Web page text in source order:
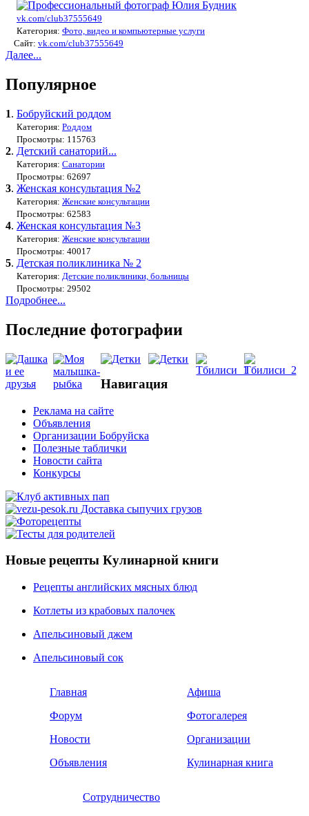
vk.com/club37555649
Категория: Фото, видео и компьютерные услуги
Сайт: vk.com/club37555649
Далее...
Популярное
1. Бобруйский роддом
Категория: Роддом
Просмотры: 115763
2. Детский санаторий...
Категория: Санатории
Просмотры: 62697
3. Женская консультация №2
Категория: Женские консультации
Просмотры: 62583
4. Женская консультация №3
Категория: Женские консультации
Просмотры: 40017
5. Детская поликлиника № 2
Категория: Детские поликлиники, больницы
Просмотры: 29502
Подробнее...
Последние фотографии
Навигация
Реклама на сайте
Объявления
Организации Бобруйска
Полезные таблички
Новости сайта
Конкурсы
Новые рецепты Кулинарной книги
Рецепты английских мясных блюд
Котлеты из крабовых палочек
Апельсиновый джем
Апельсиновый сок
Главная
Форум
Новости
Объявления
Афиша
Фотогалерея
Организации
Кулинарная книга
Сотрудничество